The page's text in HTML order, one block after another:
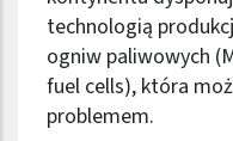
technologią
ogniw paliwowych
fuel cells), która
problemem.